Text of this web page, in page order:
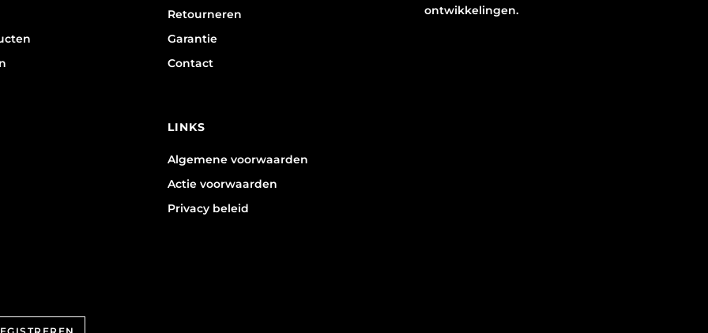
Retourneren
Garantie
Contact
LINKS
Algemene voorwaarden
Actie voorwaarden
Privacy beleid
ontwikkelingen.